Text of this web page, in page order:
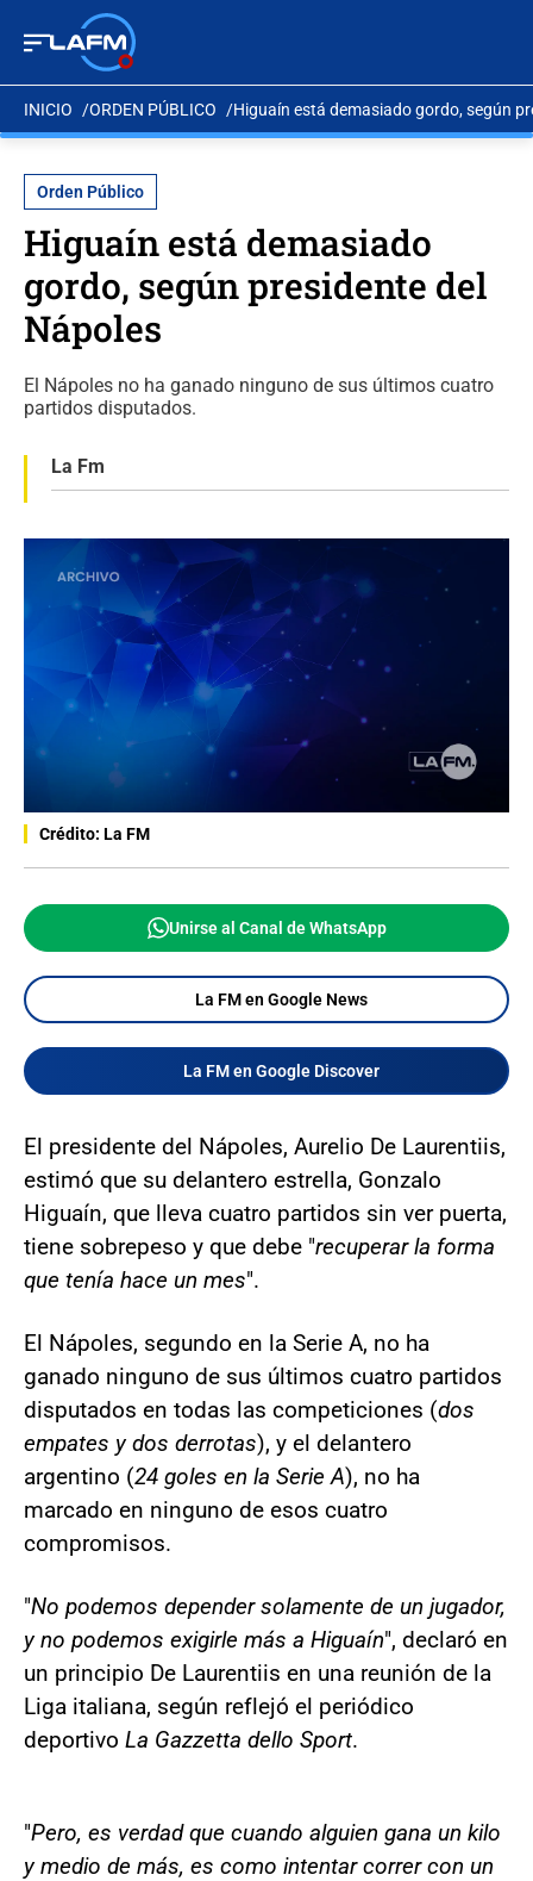
INICIO ORDEN PÚBLICO Higuaín está demasiado gordo, según
Orden Público
Higuaín está demasiado
gordo, según presidente del
Nápoles
El Nápoles no ha ganado ninguno de sus últimos cuatro
partidos disputados.
La Fm
Crédito: La FM
Unirse al Canal de WhatsApp
La FM en Google News
La FM en Google Discover
El presidente del Nápoles, Aurelio De Laurentiis,
estimó que su delantero estrella, Gonzalo
Higuaín, que lleva cuatro partidos sin ver puerta,
tiene sobrepeso y que debe "recuperar la forma
que tenía hace un mes".
El Nápoles, segundo en la Serie A, no ha
ganado ninguno de sus últimos cuatro partidos
disputados en todas las competiciones (dos
empates y dos derrotas), y el delantero
argentino (24 goles en la Serie A), no ha
marcado en ninguno de esos cuatro
compromisos.
"No podemos depender solamente de un jugador,
y no podemos exigirle más a Higuaín", declaró en
un principio De Laurentiis en una reunión de la
Liga italiana, según reflejó el periódico
deportivo La Gazzetta dello Sport.
"Pero, es verdad que cuando alguien gana un kilo
y medio de más, es como intentar correr con un